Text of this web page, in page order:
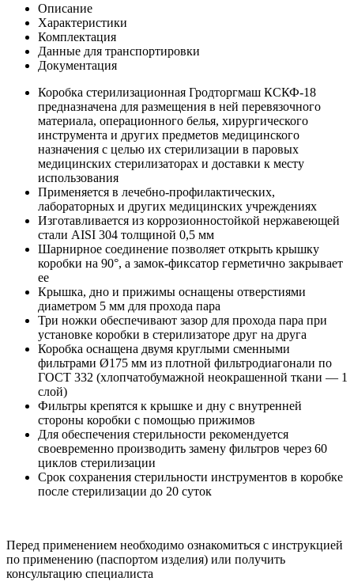
Описание
Характеристики
Комплектация
Данные для транспортировки
Документация
Коробка стерилизационная Гродторгмаш КСКФ-18
предназначена для размещения в ней перевязочного
материала, операционного белья, хирургического
инструмента и других предметов медицинского
назначения с целью их стерилизации в паровых
медицинских стерилизаторах и доставки к месту
использования
Применяется в лечебно-профилактических,
лабораторных и других медицинских учреждениях
Изготавливается из коррозионностойкой нержавеющей
стали AISI 304 толщиной 0,5 мм
Шарнирное соединение позволяет открыть крышку
коробки на 90°, а замок-фиксатор герметично закрывает
ее
Крышка, дно и прижимы оснащены отверстиями
диаметром 5 мм для прохода пара
Три ножки обеспечивают зазор для прохода пара при
установке коробки в стерилизаторе друг на друга
Коробка оснащена двумя круглыми сменными
фильтрами Ø175 мм из плотной фильтродиагонали по
ГОСТ 332 (хлопчатобумажной неокрашенной ткани — 1
слой)
Фильтры крепятся к крышке и дну с внутренней
стороны коробки с помощью прижимов
Для обеспечения стерильности рекомендуется
своевременно производить замену фильтров через 60
циклов стерилизации
Срок сохранения стерильности инструментов в коробке
после стерилизации до 20 суток
Перед применением необходимо ознакомиться с инструкцией
по применению (паспортом изделия) или получить
консультацию специалиста